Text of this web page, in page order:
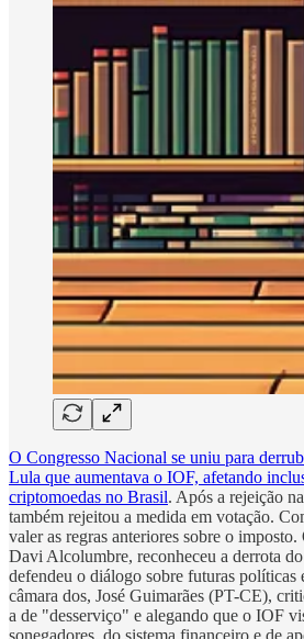
O Congresso Nacional se uniu para
Lula que aumentava o IOF, afetando
criptomoedas no Brasil. Após a rejeição
também rejeitou a medida em votação.
valer as regras anteriores sobre o
Davi Alcolumbre, reconheceu a derrota
defendeu o diálogo sobre futuras políticas
câmara dos, José Guimarães (PT-CE),
a de "desserviço" e alegando que o IOF
sonegadores, do sistema financeiro e de